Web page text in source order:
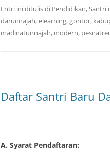
Entri ini ditulis di Pendidikan,Santri
darunnajah,elearning,gontor,
madinatunnajah, modern,
Daftar Santri Baru
A. Syarat Pendaftaran: